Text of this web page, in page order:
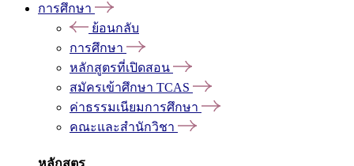
การศึกษา
ย้อนกลับ
การศึกษา
หลักสูตรที่เปิดสอน
สมัครเข้าศึกษา TCAS
ค่าธรรมเนียมการศึกษา
คณะและสำนักวิชา